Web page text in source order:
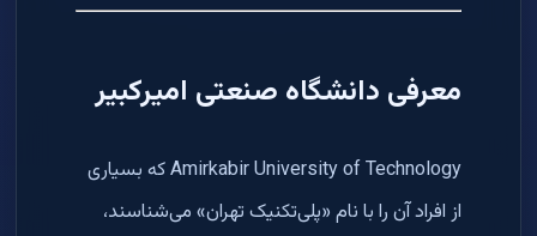
معرفی دانشگاه صنعتی امیرکبیر
Amirkabir University of Technology که بسیاری
از افراد آن را با نام «پلی‌تکنیک تهران» می‌شناسند،